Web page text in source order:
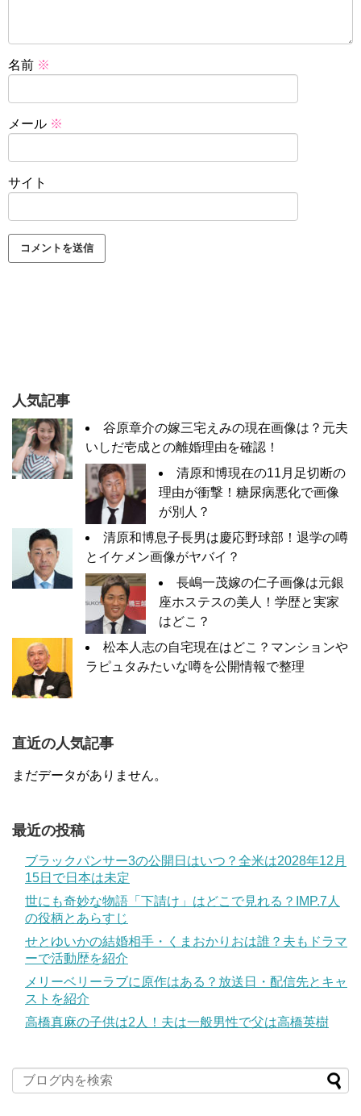
名前 ※
メール ※
サイト
人気記事
谷原章介の嫁三宅えみの現在画像は？元夫
いしだ壱成との離婚理由を確認！
清原和博現在の11月足切断の
理由が衝撃！糖尿病悪化で画像
が別人？
清原和博息子長男は慶応野球部！退学の噂
とイケメン画像がヤバイ？
長嶋一茂嫁の仁子画像は元銀
座ホステスの美人！学歴と実家
はどこ？
松本人志の自宅現在はどこ？マンションや
ラピュタみたいな噂を公開情報で整理
直近の人気記事
まだデータがありません。
最近の投稿
ブラックパンサー3の公開日はいつ？全米は2028年12月
15日で日本は未定
世にも奇妙な物語「下請け」はどこで見れる？IMP.7人
の役柄とあらすじ
せとゆいかの結婚相手・くまおかりおは誰？夫もドラマ
ーで活動歴を紹介
メリーベリーラブに原作はある？放送日・配信先とキャ
ストを紹介
高橋真麻の子供は2人！夫は一般男性で父は高橋英樹